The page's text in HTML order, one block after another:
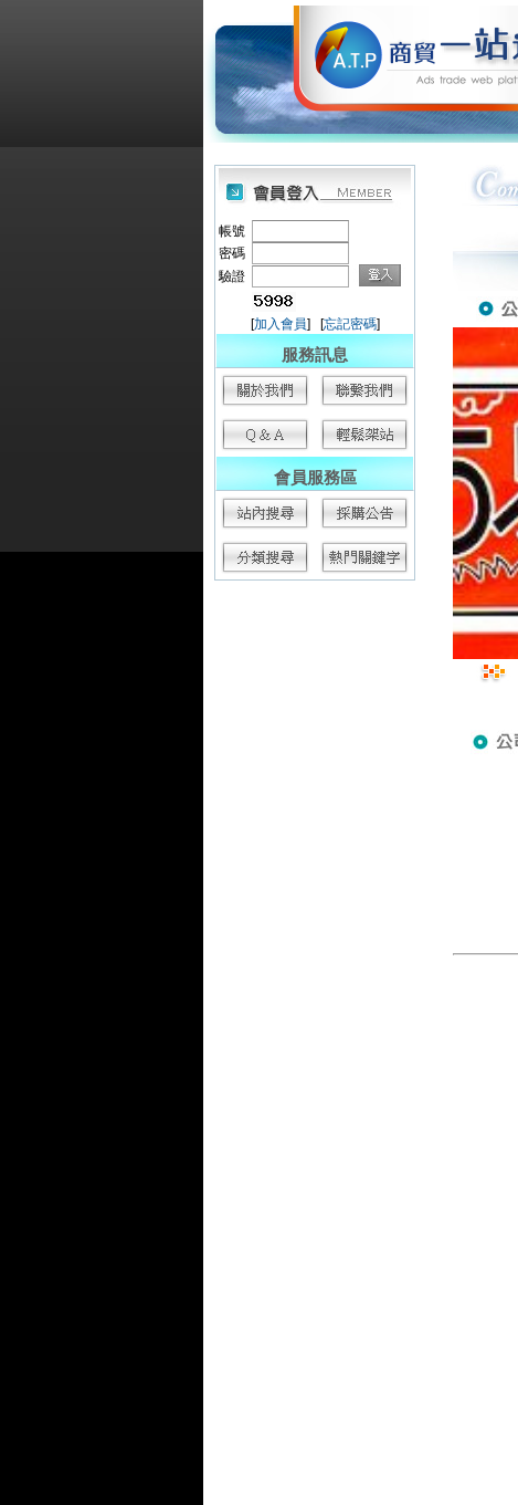
帳號
密碼
驗證
[加入會員] [忘記密碼]
服務訊息
會員服務區